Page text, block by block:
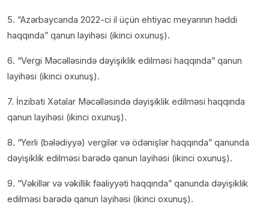
5. “Azərbaycanda 2022-ci il üçün ehtiyac meyarının həddi
haqqında” qanun layihəsi (ikinci oxunuş).
6. “Vergi Məcəlləsində dəyişiklik edilməsi haqqında” qanun
layihəsi (ikinci oxunuş).
7. İnzibati Xətalar Məcəlləsində dəyişiklik edilməsi haqqında
qanun layihəsi (ikinci oxunuş).
8. “Yerli (bələdiyyə) vergilər və ödənişlər haqqında” qanunda
dəyişiklik edilməsi barədə qanun layihəsi (ikinci oxunuş).
9. “Vəkillər və vəkillik fəaliyyəti haqqında” qanunda dəyişiklik
edilməsi barədə qanun layihəsi (ikinci oxunuş).